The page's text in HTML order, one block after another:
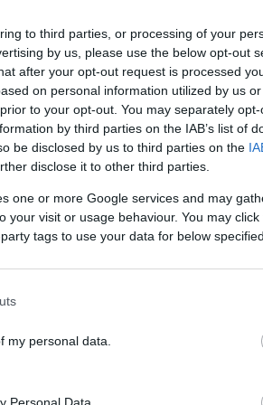
to third parties, or processing of your
by us, please use the below opt-out
after your opt-out request is processed
on personal information utilized by us
to your opt-out. You may separately
by third parties on the IAB’s list of
be disclosed by us to third parties on the
disclose it to other third parties.
one or more Google services and may
your visit or usage behaviour. You may
tags to use your data for below
my personal data.
Luka Rocco Magnotta
24-e és 25-e között
testrészeit később postán
pártok székházába.
az ebédlőasztalon, a
egyes testrészeit még
rendőrség szóvivője.
bűnügy, amely
nem közlik az áldozatok
ítélte meg, ezzel a
aggódók válláról.
volna az áldozat nevét, a
cikkhez fűzött
"Az áldozat a barátom
alkalmi jellegű volt
aki repülővel
kereshetett
14:26
12:56
Nem is